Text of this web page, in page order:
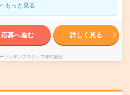
もっと見る
応募へ進む 詳しく見る
ソルテンプスタッフ株式会社